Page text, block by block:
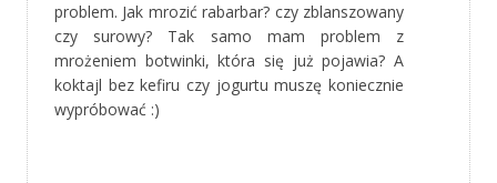
problem. Jak mrozić rabarbar? czy zblanszowany
czy surowy? Tak samo mam problem z
mrożeniem botwinki, która się już pojawia? A
koktajl bez kefiru czy jogurtu muszę koniecznie
wypróbować :)